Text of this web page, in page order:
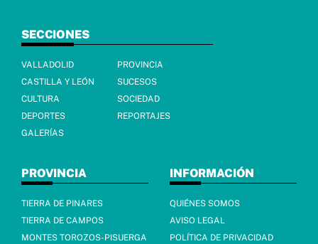
SECCIONES
VALLADOLID
PROVINCIA
CASTILLA Y LEÓN
SUCESOS
CULTURA
SOCIEDAD
DEPORTES
REPORTAJES
GALERÍAS
PROVINCIA
TIERRA DE PINARES
TIERRA DE CAMPOS
MONTES TOROZOS-PISUERGA
INFORMACIÓN
QUIÉNES SOMOS
AVISO LEGAL
POLÍTICA DE PRIVACIDAD